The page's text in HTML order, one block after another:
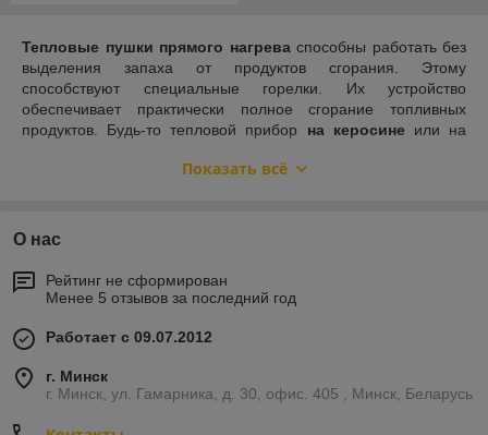
Тепловые пушки прямого нагреваспособны работать без
выделения запаха от продуктов сгорания. Этому
способствуют специальные горелки. Их устройство
обеспечивает практически полное сгорание топливных
продуктов. Будь-то тепловой прибор на керосинеили на
подается из бака топливо, затем распыляется;
следом эта смесь попадает прямиком в камеру
а затем подается в помещение.
Отличительная особенность таких нагревателей
Показать всё
О нас
Рейтинг не сформирован
Менее 5 отзывов за последний год
Работает с 09.07.2012
г. Минск
г. Минск, ул. Гамарника, д. 30, офис. 405 , Минск, Беларусь